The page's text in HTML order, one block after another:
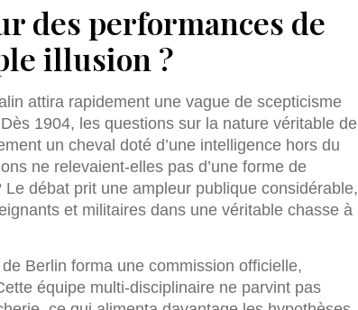
des performances de
illusion ?
attira rapidement une vague de scepticisme
1904, les questions sur la nature véritable de
un cheval doté d’une intelligence hors du
ne relevaient-elles pas d’une forme de
débat prit une ampleur publique considérable,
et militaires dans une véritable chasse à
Berlin forma une commission officielle,
équipe multi-disciplinaire ne parvint pas